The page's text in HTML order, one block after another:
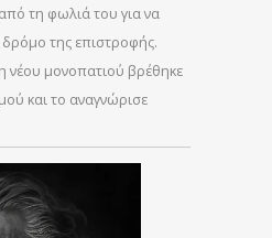
τη φωλιά του για να
της επιστροφής.
νέου μονοπατιού βρέθηκε
και το αναγνώρισε